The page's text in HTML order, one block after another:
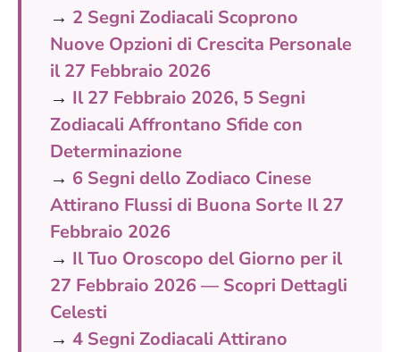
→ 2 Segni Zodiacali Scoprono
Nuove Opzioni di Crescita Personale
il 27 Febbraio 2026
→ Il 27 Febbraio 2026, 5 Segni
Zodiacali Affrontano Sfide con
Determinazione
→ 6 Segni dello Zodiaco Cinese
Attirano Flussi di Buona Sorte Il 27
Febbraio 2026
→ Il Tuo Oroscopo del Giorno per il
27 Febbraio 2026 — Scopri Dettagli
Celesti
→ 4 Segni Zodiacali Attirano